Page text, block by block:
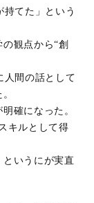
てた」という
観点から“創
間の話として
確になった。
キルとして得
いうにが実直